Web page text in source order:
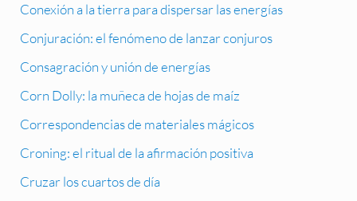
Conexión a la tierra para dispersar las energías
Conjuración: el fenómeno de lanzar conjuros
Consagración y unión de energías
Corn Dolly: la muñeca de hojas de maíz
Correspondencias de materiales mágicos
Croning: el ritual de la afirmación positiva
Cruzar los cuartos de día